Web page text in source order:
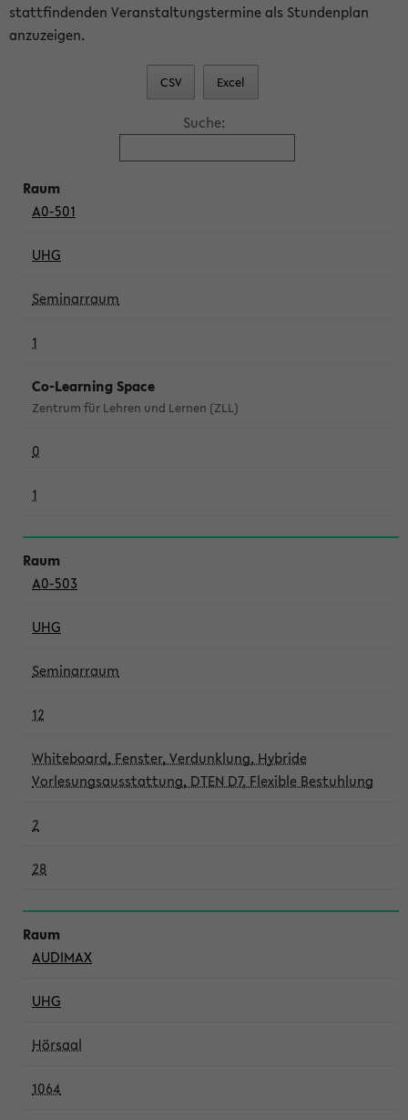
stattfindenden Veranstaltungstermine als Stundenplan
anzuzeigen.
CSV Excel
Suche:
A0-501
UHG
Seminarraum
1
Co-Learning Space
Zentrum für Lehren und Lernen (ZLL)
0
1
A0-503
UHG
Seminarraum
12
Whiteboard, Fenster, Verdunklung, Hybride
Vorlesungsausstattung, DTEN D7, Flexible Bestuhlung
2
28
AUDIMAX
UHG
Hörsaal
1064